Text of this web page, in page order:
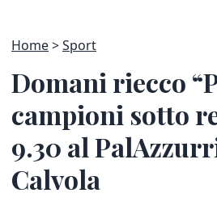
Home Sport
Domani riecco
campioni sotto
9.30 al
Calvola